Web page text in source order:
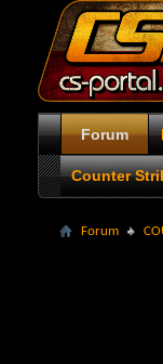
Forum
Counter
Forum